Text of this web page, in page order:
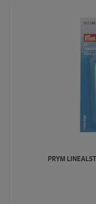
PRYM